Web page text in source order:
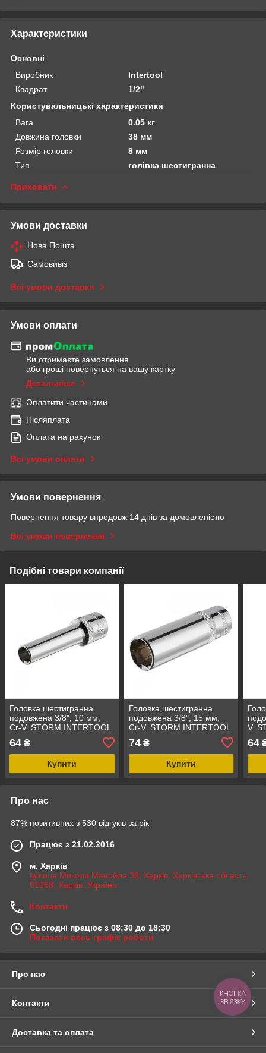
Характеристики
Основні
Виробник
Intertool
Квадрат
1/2"
Користувальницькі характеристики
Вага
0.05 кг
Довжина головки
38 мм
Розмір головки
8 мм
Тип
голівка шестигранна
Приховати
Умови доставки
Нова Пошта
Самовивіз
Всі умови доставки
Умови оплати
Ви отримаєте замовлення
або гроші повернуться на вашу картку
Детальніше
Оплатити частинами
Післяплата
Оплата на рахунок
Всі умови оплати
Умови повернення
Повернення товару впродовж 14 днів за домовленістю
Всі умови повернення
Подібні товари компанії
Головка шестигранна
подовжена 3/8", 10 мм,
Cr-V. STORM INTERTOOL
64 ₴
Купити
Головка шестигранна
подовжена 3/8", 15 мм,
Cr-V. STORM INTERTOOL
74₴
Купити
V.
64
Про нас
87% позитивних з 530 відгуків за рік
Працює з 21.02.2016
м. Харків
вулиця Миколи Манойла 38, Харків, Харківська область,
61068, Харків, Україна
Контакти
Сьогодні працює з 08:30 до 18:30
Показати весь графік роботи
Про нас
Контакти
Доставка та оплата
КНОПКА
ЗВ'ЯЗКУ